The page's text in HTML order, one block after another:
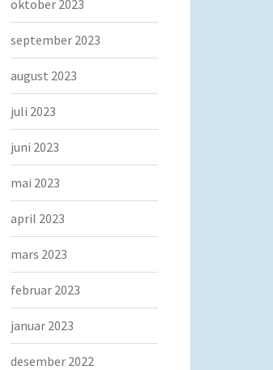
oktober 2023
september 2023
august 2023
juli 2023
juni 2023
mai 2023
april 2023
mars 2023
februar 2023
januar 2023
desember 2022